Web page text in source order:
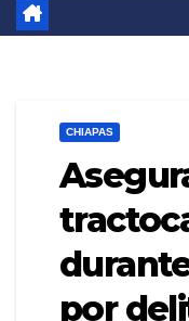
CHIAPAS
por